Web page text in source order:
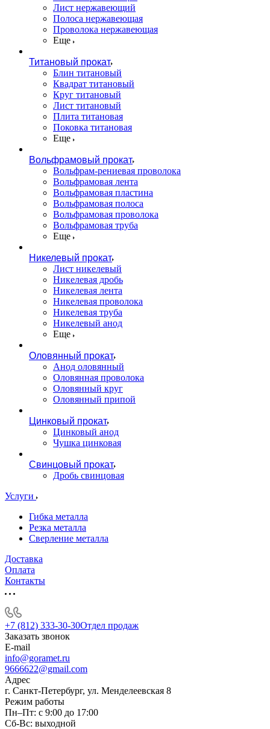
Лист нержавеющий
Полоса нержавеющая
Проволока нержавеющая
Еще
Титановый прокат
Блин титановый
Квадрат титановый
Круг титановый
Лист титановый
Плита титановая
Поковка титановая
Еще
Вольфрамовый прокат
Вольфрам-рениевая проволока
Вольфрамовая лента
Вольфрамовая пластина
Вольфрамовая полоса
Вольфрамовая проволока
Вольфрамовая труба
Еще
Никелевый прокат
Лист никелевый
Никелевая дробь
Никелевая лента
Никелевая проволока
Никелевая труба
Никелевый анод
Еще
Оловянный прокат
Анод оловянный
Оловянная проволока
Оловянный круг
Оловянный припой
Цинковый прокат
Цинковый анод
Чушка цинковая
Свинцовый прокат
Дробь свинцовая
Услуги
Гибка металла
Резка металла
Сверление металла
Доставка
Оплата
Контакты
+7 (812) 333-30-30Отдел продаж
Заказать звонок
E-mail
info@goramet.ru
9666622@gmail.com
Адрес
г. Санкт-Петербург, ул. Менделеевская 8
Режим работы
Пн–Пт: с 9:00 до 17:00
Сб-Вс: выходной